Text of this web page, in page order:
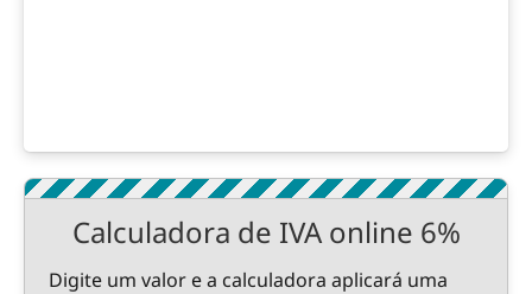
Calculadora de IVA online 6%
Digite um valor e a calculadora aplicará uma